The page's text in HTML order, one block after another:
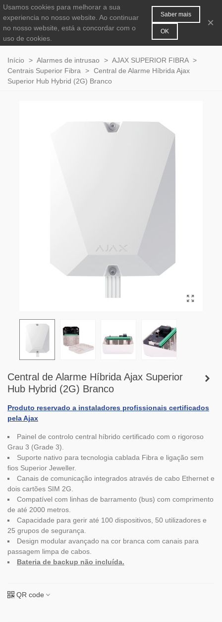
0
Início > Alarmes de intrusao > AJAX SUPERIOR FIBRA >
Centrais Superior Fibra
> Central de Alarme Híbrida Ajax
Superior Hub Hybrid (2G) Branco
Central de Alarme Híbrida Ajax Superior
Hub Hybrid (2G) Branco
Produto reservado a instaladores profissionais certificados
pela Ajax
Painel de controlo central híbrido certificado com o rigoroso
Grau 3 (Grade 3).
Suporte nativo para tecnologia cablada Fibra e ligação sem
fios Superior Jeweller.
Canais de comunicação integrados através de cabo Ethernet e
dois cartões SIM 2G.
Compatível com linhas de barramento (bus) com comprimento
de até 2000 metros.
Capacidade para gerir até 100 dispositivos, 50 utilizadores e
25 grupos de segurança.
Design modular avançado na cor branca com canais para
passagem limpa de cabos.
Bateria de backup não incluída.
QR code
Usamos cookies para melhorar a sua
experiencia no nosso website. Ao continuar
no nosso website, está a concordar com o
uso de cookies.
Saber mais
OK
×